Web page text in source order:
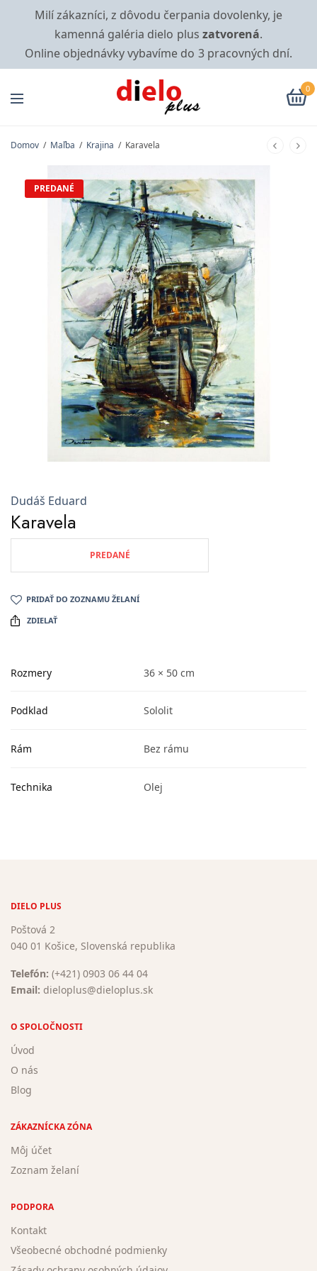
Milí zákazníci, z dôvodu čerpania dovolenky, je
kamenná galéria dielo plus zatvorená.
Online objednávky vybavíme do 3 pracovných dní.
0
Domov / Maľba / Krajina / Karavela
PREDANÉ
Dudáš Eduard
Karavela
PREDANÉ
PRIDAŤ DO ZOZNAMU ŽELANÍ
ZDIELAŤ
Rozmery 36 × 50 cm
Podklad Sololit
Rám Bez rámu
Technika Olej
DIELO PLUS
Poštová 2
040 01 Košice, Slovenská republika
Telefón: (+421) 0903 06 44 04
Email: dieloplus@dieloplus.sk
O SPOLOČNOSTI
Úvod
O nás
Blog
ZÁKAZNÍCKA ZÓNA
Môj účet
Zoznam želaní
PODPORA
Kontakt
Všeobecné obchodné podmienky